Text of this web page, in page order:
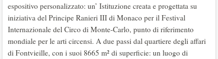
espositivo personalizzato: un’ Istituzione creata e progettata su
iniziativa del Principe Ranieri III di Monaco per il Festival
Internazionale del Circo di Monte-Carlo, punto di riferimento
mondiale per le arti circensi. A due passi dal quartiere degli affari
di Fontvieille, con i suoi 8665 m² di superficie: un luogo di